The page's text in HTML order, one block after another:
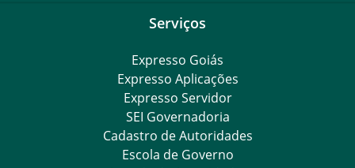
Serviços
Expresso Goiás
Expresso Aplicações
Expresso Servidor
SEI Governadoria
Cadastro de Autoridades
Escola de Governo